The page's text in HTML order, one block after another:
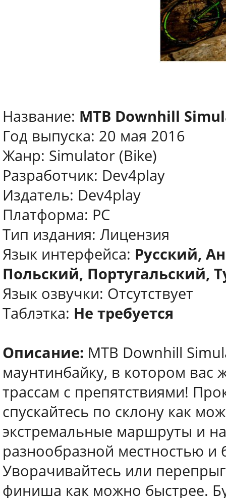
Название: MTB Downhill
Год выпуска: 20 мая 2016
Жанр: Simulator (Bike)
Разработчик: Dev4play
Издатель: Dev4play
Платформа: PC
Тип издания: Лицензия
Язык интерфейса: Русский,
Польский, Португальский,
Язык озвучки: Отсутствует
Таблэтка: Не требуется
Описание: MTB Downhill
маунтинбайку, в котором вас
трассам с препятствиями!
спускайтесь по склону как
экстремальные маршруты и
разнообразной местностью
Уворачивайтесь или
финиша как можно быстрее.